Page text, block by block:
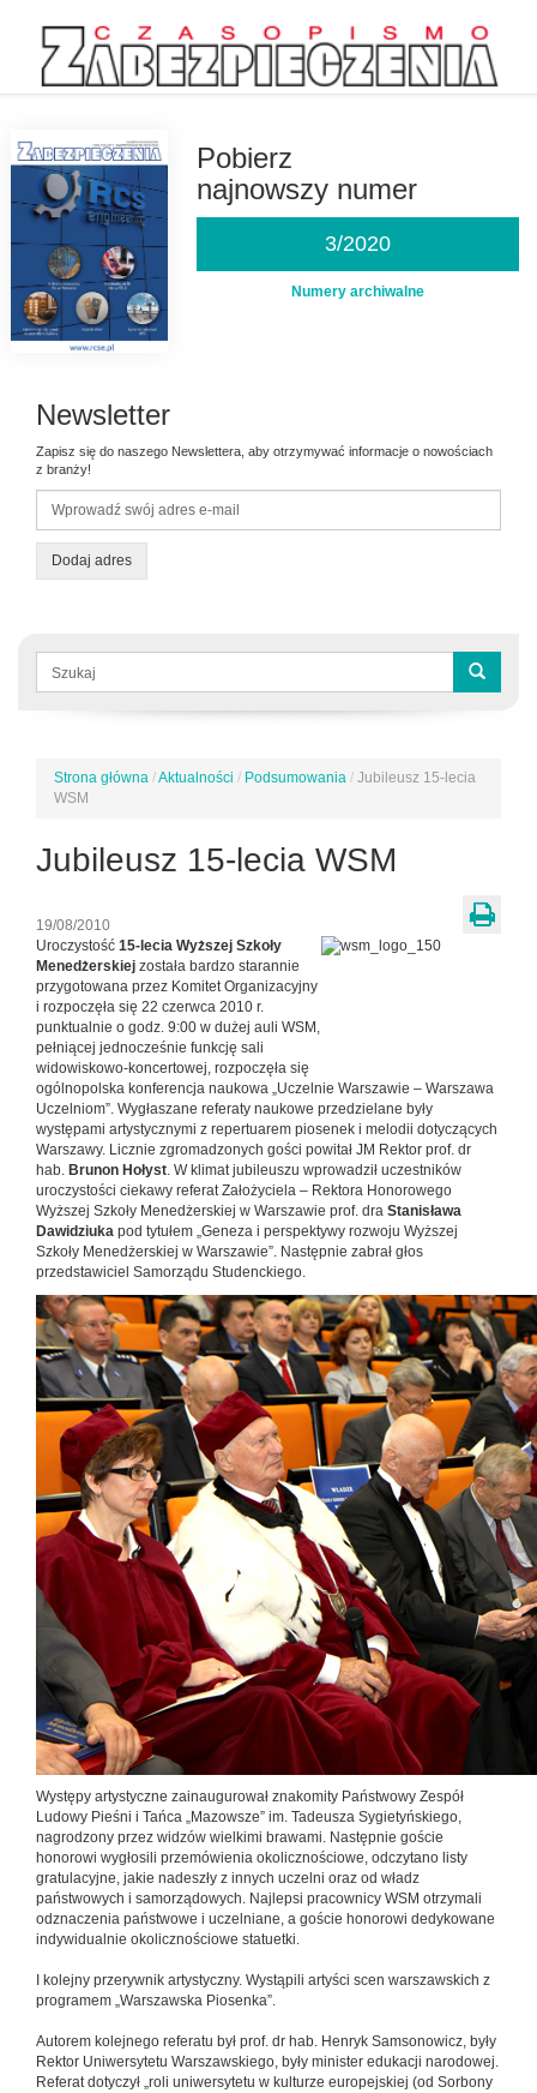
Przejdź
Pobierz
najnowszy numer
3/2020
Numery archiwalne
Newsletter
Zapisz się do naszego Newslettera, aby otrzymywać informacje o nowościach
z branży!
Dodaj adres
Formularz
wyszukiwania
Jesteś
tutaj
Strona główna /Aktualności / Podsumowania / Jubileusz 15-lecia
WSM
Jubileusz 15-lecia WSM
19/08/2010
Uroczystość 15-lecia Wyższej Szkoły
Menedżerskiej została bardzo starannie
przygotowana przez Komitet Organizacyjny
i rozpoczęła się 22 czerwca 2010 r.
punktualnie o godz. 9:00 w dużej auli WSM,
pełniącej jednocześnie funkcję sali
widowiskowo-koncertowej, rozpoczęła się
ogólnopolska konferencja naukowa „Uczelnie Warszawie – Warszawa
Uczelniom”. Wygłaszane referaty naukowe przedzielane były
występami artystycznymi z repertuarem piosenek i melodii dotyczących
Warszawy. Licznie zgromadzonych gości powitał JM Rektor prof. dr
hab. Brunon Hołyst. W klimat jubileuszu wprowadził uczestników
uroczystości ciekawy referat Założyciela – Rektora Honorowego
Wyższej Szkoły Menedżerskiej w Warszawie prof. dra Stanisława
Dawidziuka pod tytułem „Geneza i perspektywy rozwoju Wyższej
Szkoły Menedżerskiej w Warszawie”. Następnie zabrał głos
przedstawiciel Samorządu Studenckiego.
Występy artystyczne zainaugurował znakomity Państwowy Zespół
Ludowy Pieśni i Tańca „Mazowsze” im. Tadeusza Sygietyńskiego,
nagrodzony przez widzów wielkimi brawami. Następnie goście
honorowi wygłosili przemówienia okolicznościowe, odczytano listy
gratulacyjne, jakie nadeszły z innych uczelni oraz od władz
państwowych i samorządowych. Najlepsi pracownicy WSM otrzymali
odznaczenia państwowe i uczelniane, a goście honorowi dedykowane
indywidualnie okolicznościowe statuetki.
I kolejny przerywnik artystyczny. Wystąpili artyści scen warszawskich z
programem „Warszawska Piosenka”.
Autorem kolejnego referatu był prof. dr hab. Henryk Samsonowicz, były
Rektor Uniwersytetu Warszawskiego, były minister edukacji narodowej.
Referat dotyczył „roli uniwersytetu w kulturze europejskiej (od Sorbony